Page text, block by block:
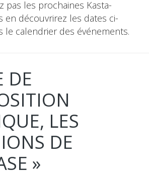
pas les prochaines Kasta-
en découvrirez les dates ci-
le calendrier des événements.
DE
LES
DE
»